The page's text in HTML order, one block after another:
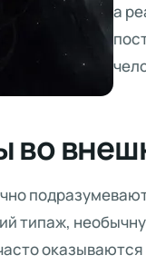
а
во
типаж,